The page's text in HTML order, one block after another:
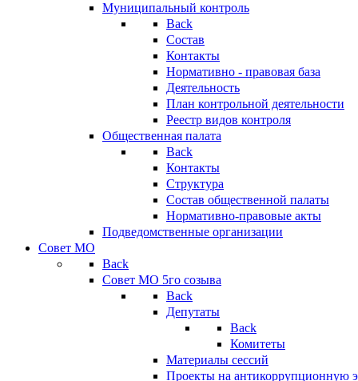
Муниципальный контроль
Back
Состав
Контакты
Нормативно - правовая база
Деятельность
План контрольной деятельности
Реестр видов контроля
Общественная палата
Back
Контакты
Структура
Состав общественной палаты
Нормативно-правовые акты
Подведомственные организации
Совет МО
Back
Совет МО 5го созыва
Back
Депутаты
Back
Комитеты
Материалы сессий
Проекты на антикоррупционную